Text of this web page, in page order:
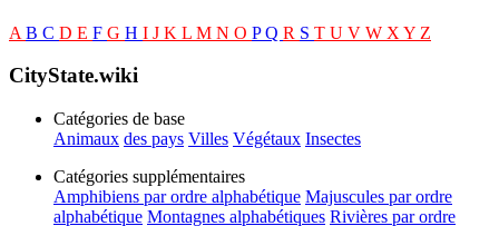
A B C D E F G H I J K L M N O PQ R S T U V W X Y Z
CityState.wiki
Catégories de base
Animaux des pays Villes Végétaux Insectes
Catégories supplémentaires
Amphibiens par ordre alphabétique Majuscules par ordre
alphabétique Montagnes alphabétiques Rivières par ordre